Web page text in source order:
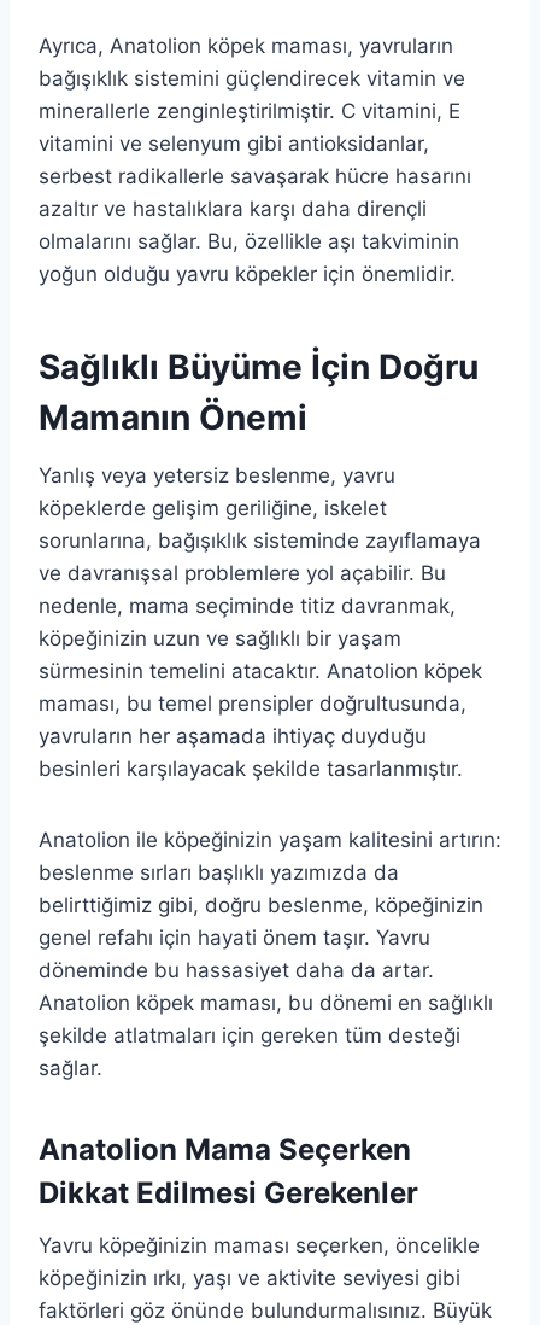
Ayrıca, Anatolion köpek maması, yavruların
bağışıklık sistemini güçlendirecek vitamin ve
minerallerle zenginleştirilmiştir. C vitamini, E
vitamini ve selenyum gibi antioksidanlar,
serbest radikallerle savaşarak hücre hasarını
azaltır ve hastalıklara karşı daha dirençli
olmalarını sağlar. Bu, özellikle aşı takviminin
yoğun olduğu yavru köpekler için önemlidir.
Sağlıklı Büyüme İçin Doğru
Mamanın Önemi
Yanlış veya yetersiz beslenme, yavru
köpeklerde gelişim geriliğine, iskelet
sorunlarına, bağışıklık sisteminde zayıflamaya
ve davranışsal problemlere yol açabilir. Bu
nedenle, mama seçiminde titiz davranmak,
köpeğinizin uzun ve sağlıklı bir yaşam
sürmesinin temelini atacaktır. Anatolion köpek
maması, bu temel prensipler doğrultusunda,
yavruların her aşamada ihtiyaç duyduğu
besinleri karşılayacak şekilde tasarlanmıştır.
Anatolion ile köpeğinizin yaşam kalitesini artırın:
beslenme sırları başlıklı yazımızda da
belirttiğimiz gibi, doğru beslenme, köpeğinizin
genel refahı için hayati önem taşır. Yavru
döneminde bu hassasiyet daha da artar.
Anatolion köpek maması, bu dönemi en sağlıklı
şekilde atlatmaları için gereken tüm desteği
sağlar.
Anatolion Mama Seçerken
Dikkat Edilmesi Gerekenler
Yavru köpeğinizin maması seçerken, öncelikle
köpeğinizin ırkı, yaşı ve aktivite seviyesi gibi
faktörleri göz önünde bulundurmalısınız. Büyük